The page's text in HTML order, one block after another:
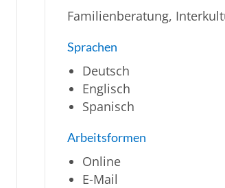
Familienberatung,
Sprachen
Deutsch
Englisch
Spanisch
Arbeitsformen
Online
E-Mail